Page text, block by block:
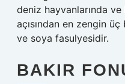
deniz hayvanlarında
açısından en zengin
ve soya fasulyesidir.
BAKIR